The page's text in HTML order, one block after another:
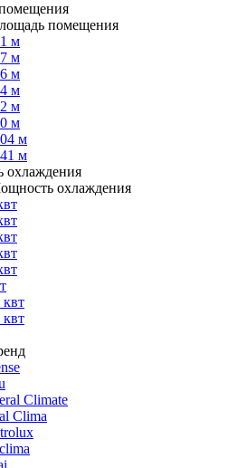
помещения
м
м
м
м
м
м
м
м
охлаждения
охлаждения
квт
квт
Climate
Clima